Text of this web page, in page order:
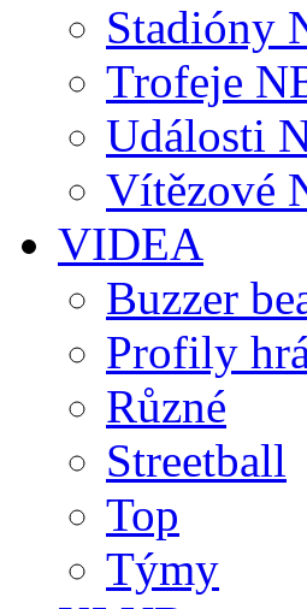
Stadióny
Trofeje
Události
Vítězové
VIDEA
Buzzer
Profily
Různé
Streetball
Top
Týmy